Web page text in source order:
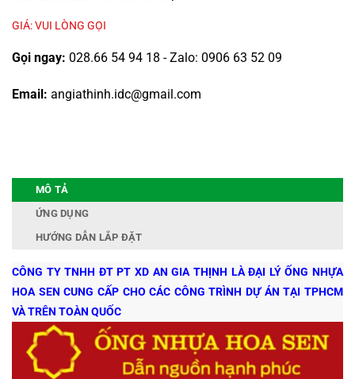
GIÁ: VUI LÒNG GỌI
Gọi ngay: 028.66 54 94 18 - Zalo: 0906 63 52 09
Email: angiathinh.idc@gmail.com
MÔ TẢ
ỨNG DỤNG
HƯỚNG DẪN LẮP ĐẶT
CÔNG TY TNHH ĐT PT XD AN GIA THỊNH LÀ ĐẠI LÝ ỐNG NHỰA
HOA SEN CUNG CẤP CHO CÁC CÔNG TRÌNH DỰ ÁN TẠI TPHCM
VÀ TRÊN TOÀN QUỐC